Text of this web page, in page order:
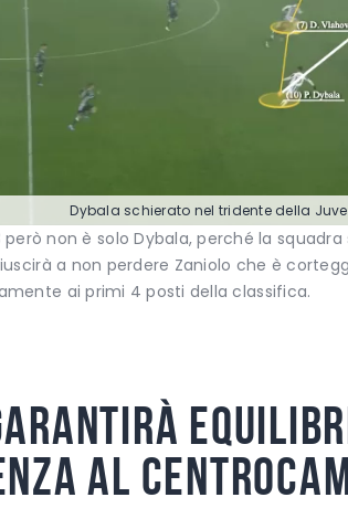
Dybala schierato nel tridente della Juve
però non è solo Dybala, perché la
a non perdere Zaniolo che è
ai primi 4 posti della classifica.
al